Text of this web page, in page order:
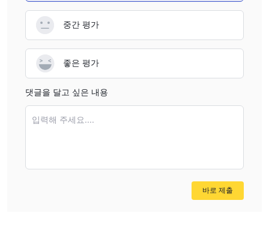
demonstrate. I advise others to exercise similar caution.
robustness or track record of their app. That opacity is
worrying, as I rely on transparency and proven
infrastructure for both execution quality and crisis
demo account. In my view, the inability to test the platform
usability or reliability before committing real funds. When I
consider customer service, I do note that they provide
support responsiveness or operational standards, I would
중간 평가
좋은 평가
댓글을 달고 싶은 내용
입력해 주세요....
바로 제출